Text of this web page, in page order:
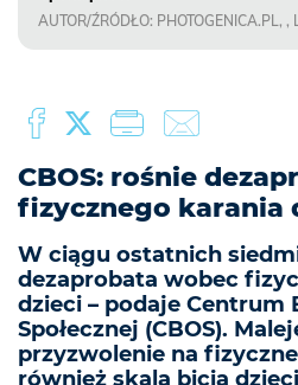
AUTOR/ŹRÓDŁO: PHOTOGENICA.PL, ,
CBOS: rośnie
fizycznego karania
W ciągu ostatnich
dezaprobata wobec
dzieci – podaje Centrum
Społecznej (CBOS).
przyzwolenie na
również skala bicia